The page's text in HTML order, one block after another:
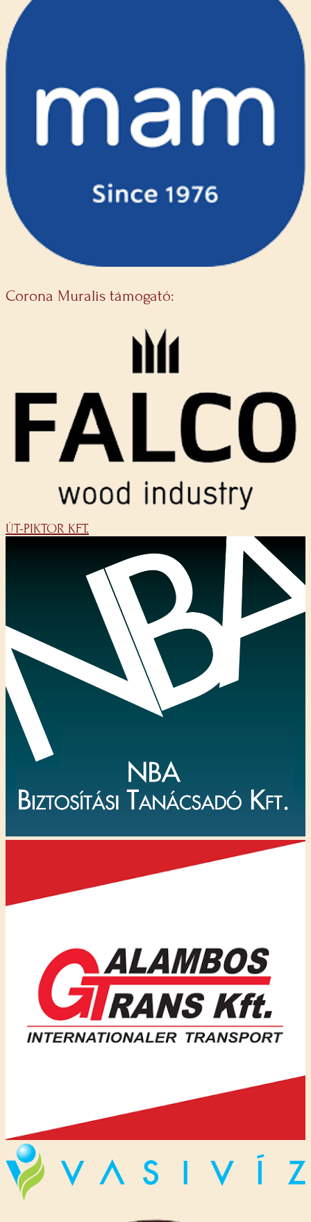
Corona Muralis támogató:
ÚT-PIKTOR KFT.